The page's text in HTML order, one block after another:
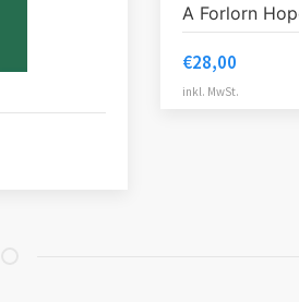
A Forlorn
€28,00
inkl. MwSt.